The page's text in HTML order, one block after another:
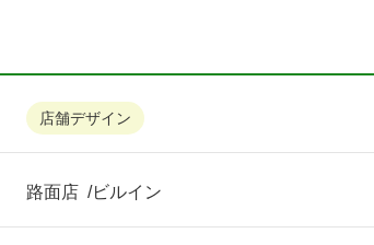
店舗デザイン
路面店 ビルイン